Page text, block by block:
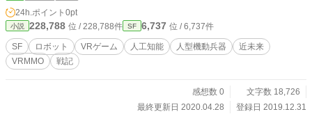
24h.ポイント 0pt
小説 228,788 位 / 228,788件 SF 6,737 位 / 6,737件
SF ロボット VRゲーム 人工知能 人型機動兵器
近未来
VRMMO
戦記
感想数 0
文字数 18,726
最終更新日 2020.04.28
登録日 2019.12.31